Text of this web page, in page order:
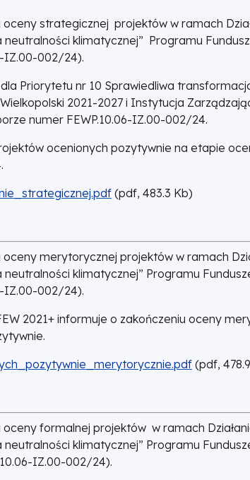
strategicznej projektów w ramach
klimatycznej” Programu
IZ.00-002/24).
Priorytetu nr 10 Sprawiedliwa
2021-2027 i Instytucja
numer FEWP.10.06-IZ.00-002/24.
ocenionych pozytywnie na etapie
(pdf, 483.3 Kb)
merytorycznej projektów w ramach
klimatycznej” Programu
IZ.00-002/24).
2021+ informuje o zakończeniu oceny
(pdf,
formalnej projektów w ramach
klimatycznej” Programu
IZ.00-002/24).